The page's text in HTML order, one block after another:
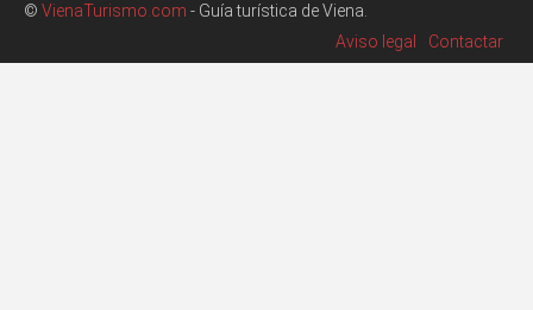
© VienaTurismo.com - Guía turística de Viena.
Aviso legal
Contactar